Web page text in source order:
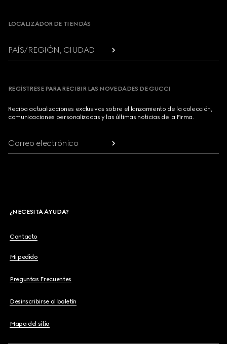
LOCALIZADOR DE TIENDAS
PAÍS/REGIÓN, CIUDAD
REGÍSTRESE PARA RECIBIR LAS NOVEDADES DE GUCCI
Reciba actualizaciones exclusivas sobre el lanzamiento de la colección,
comunicaciones personalizadas y las últimas noticias de la Firma.
Correo electrónico
¿NECESITA AYUDA?
Contacto
Mi pedido
Preguntas Frecuentes
Desinscribirse al boletín
Mapa del sitio